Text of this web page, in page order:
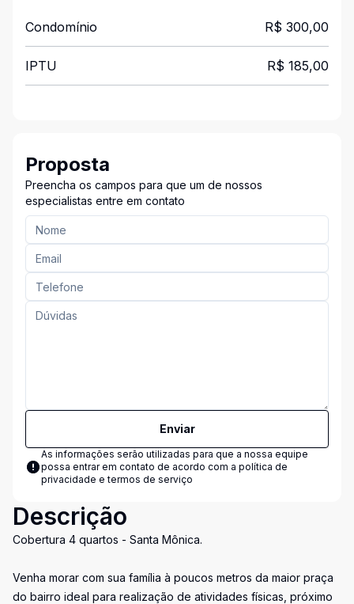
Condomínio R$ 300,00
IPTU R$ 185,00
Proposta
Preencha os campos para que um de nossos
especialistas entre em contato
Enviar
As informações serão utilizadas para que a nossa equipe
possa entrar em contato de acordo com a política de
privacidade e termos de serviço
Descrição
Cobertura 4 quartos - Santa Mônica.
Venha morar com sua família à poucos metros da maior praça
do bairro ideal para realização de atividades físicas, próximo